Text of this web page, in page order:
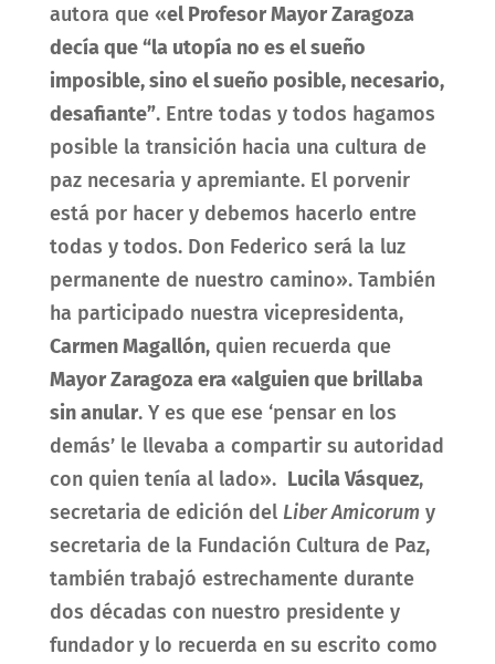
autora que «el Profesor Mayor Zaragoza
decía que “la utopía no es el sueño
imposible, sino el sueño posible, necesario,
desafiante”. Entre todas y todos hagamos
posible la transición hacia una cultura de
paz necesaria y apremiante. El porvenir
está por hacer y debemos hacerlo entre
todas y todos. Don Federico será la luz
permanente de nuestro camino». También
ha participado nuestra vicepresidenta,
Carmen Magallón, quien recuerda que
Mayor Zaragoza era «alguien que brillaba
sin anular. Y es que ese ‘pensar en los
demás’ le llevaba a compartir su autoridad
con quien tenía al lado». Lucila Vásquez,
secretaria de edición del Liber Amicorum y
secretaria de la Fundación Cultura de Paz,
también trabajó estrechamente durante
dos décadas con nuestro presidente y
fundador y lo recuerda en su escrito como